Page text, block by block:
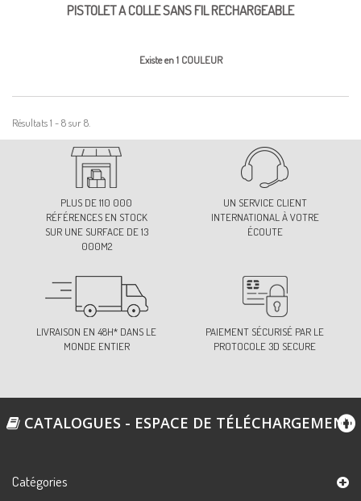
PISTOLET A COLLE SANS FIL RECHARGEABLE
Existe en 1 COULEUR
Résultats 1 - 8 sur 8.
PLUS DE 110 000
RÉFÉRENCES EN STOCK
SUR UNE SURFACE DE 13
000M2
UN SERVICE CLIENT
INTERNATIONAL À VOTRE
ÉCOUTE
LIVRAISON EN 48H* DANS LE
MONDE ENTIER
PAIEMENT SÉCURISÉ PAR LE
PROTOCOLE 3D SECURE
CATALOGUES - ESPACE DE TÉLÉCHARGEMENT
Catégories